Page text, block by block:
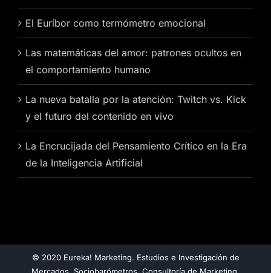
El Euríbor como termómetro emocional
Las matemáticas del amor: patrones ocultos en
el comportamiento humano
La nueva batalla por la atención: Twitch vs. Kick
y el futuro del contenido en vivo
La Encrucijada del Pensamiento Crítico en la Era
de la Inteligencia Artificial
© 2020 Eureka! Marketing. Estudios e Investigación de
Mercados. Sociobarómetros. Consultoría de Marketing.